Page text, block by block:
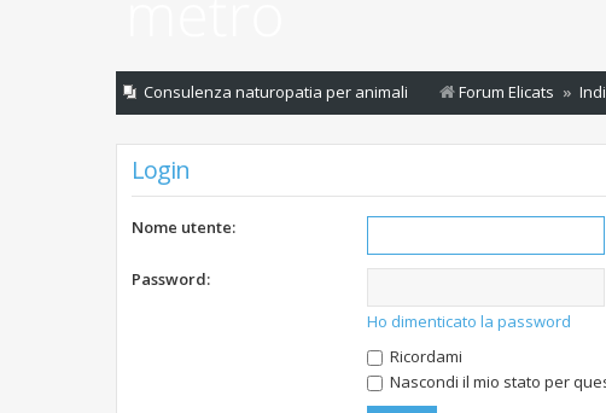
Consulenza naturopatia per animali Forum Elicats
Login
Nome utente:
Password:
Ho dimenticato la password
Ricordami
Nascondi il mio stato per